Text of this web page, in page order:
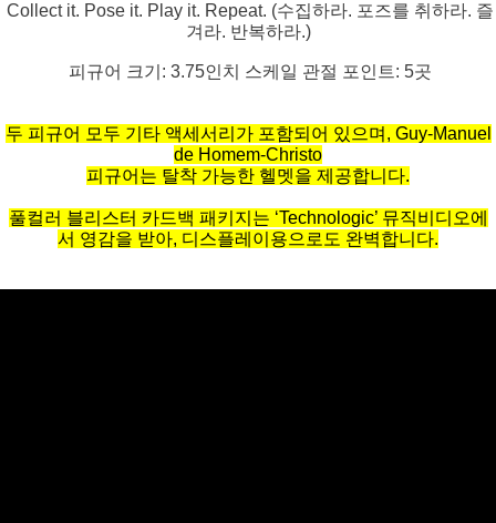
Collect it. Pose it. Play it. Repeat. (수집하라. 포즈를 취하라. 즐
겨라. 반복하라.)
피규어 크기: 3.75인치 스케일 관절 포인트: 5곳
두 피규어 모두 기타 액세서리가 포함되어 있으며, Guy-Manuel
de Homem-Christo
피규어는 탈착 가능한 헬멧을 제공합니다.
풀컬러 블리스터 카드백 패키지는 ‘Technologic’ 뮤직비디오에
서 영감을 받아, 디스플레이용으로도 완벽합니다.